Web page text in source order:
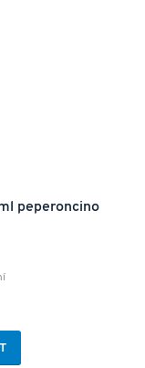
peperoncino